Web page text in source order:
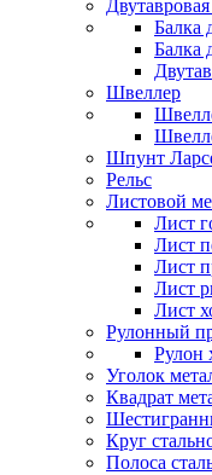
Балка
Балка
Швеллер
Шпунт
Рельс
Листовой
Лист
Лист
Лист
Лист
Лист
Рулонный
Рулон
Уголок
Квадрат
Круг
Полоса